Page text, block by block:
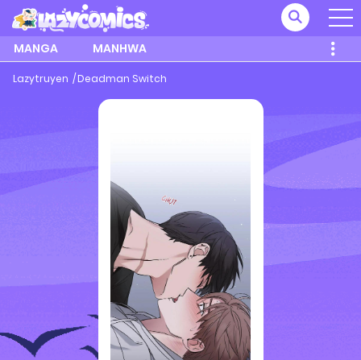
MANGA MANHWA
Lazytruyen Deadman Switch